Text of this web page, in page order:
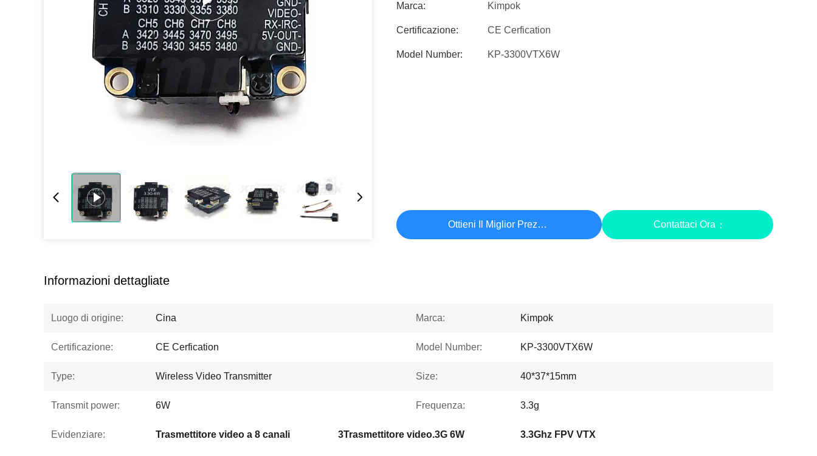
Marca: Kimpok
Certificazione: CE Cerfication
Model Number: KP-3300VTX6W
Ottieni Il Miglior Prezzo Contattaci Ora
Informazioni dettagliate
Luogo di origine: Cina Marca: Kimpok
Certificazione: CE Cerfication Model Number: KP-3300VTX6W
Type: Wireless Video Transmitter Size: 40*37*15mm
Transmit power: 6W Frequenza: 3.3g
Evidenziare: Trasmettitore video a 8 canali 3Trasmettitore video.3G 6W 3.3Ghz FPV VTX